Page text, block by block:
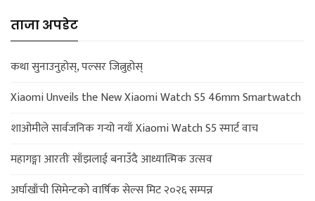
ताजा अपडेट
कथा सुनाउनुहोस्, पल्सर जित्नुहोस्
Xiaomi Unveils the New Xiaomi Watch S5 46mm Smartwatch
शाओमीले सार्वजनिक गर्‍यो नयाँ Xiaomi Watch S5 स्मार्ट वाच
महागङ्गा आरतीः साँझलाई बनाउँदै आध्यात्मिक उत्सव
अर्घाखाँची सिमेन्टको वार्षिक सेल्स मिट २०२६ सम्पन्न